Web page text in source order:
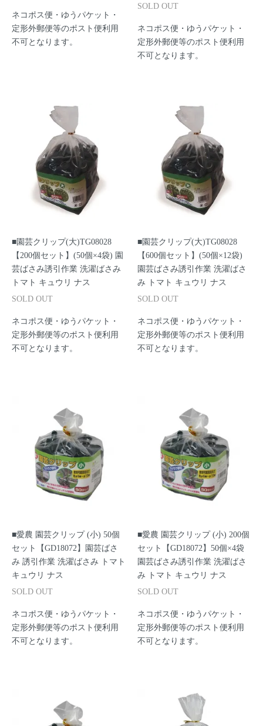
ネコポス便・ゆうパケット・
定形外郵便等のポスト便利用
不可となります。
SOLD OUT
ネコポス便・ゆうパケット・
定形外郵便等のポスト便利用
不可となります。
■園芸クリップ(大)TG08028
【200個セット】(50個×4袋) 園
芸ばさみ誘引作業 洗濯ばさみ
トマト キュウリ ナス
SOLD OUT
ネコポス便・ゆうパケット・
定形外郵便等のポスト便利用
不可となります。
■園芸クリップ(大)TG08028
【600個セット】(50個×12袋)
園芸ばさみ誘引作業 洗濯ばさ
み トマト キュウリ ナス
SOLD OUT
ネコポス便・ゆうパケット・
定形外郵便等のポスト便利用
不可となります。
■愛農 園芸クリップ (小) 50個
セット【GD18072】園芸ばさ
み 誘引作業 洗濯ばさみ トマト
キュウリ ナス
SOLD OUT
ネコポス便・ゆうパケット・
定形外郵便等のポスト便利用
不可となります。
■愛農 園芸クリップ (小) 200個
セット【GD18072】50個×4袋
園芸ばさみ誘引作業 洗濯ばさ
み トマト キュウリ ナス
SOLD OUT
ネコポス便・ゆうパケット・
定形外郵便等のポスト便利用
不可となります。